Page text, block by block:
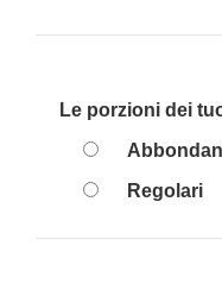
Le porzioni dei
Regolari